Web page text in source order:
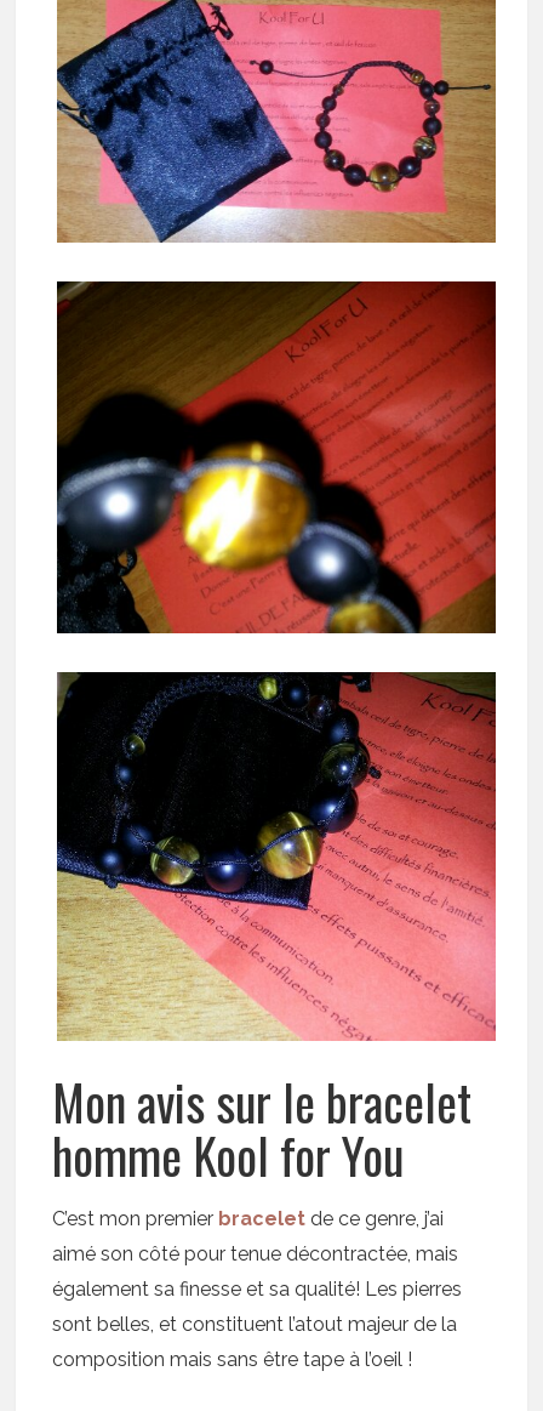
Mon avis sur le bracelet
homme Kool for You
C’est mon premier bracelet de ce genre, j’ai
aimé son côté pour tenue décontractée, mais
également sa finesse et sa qualité! Les pierres
sont belles, et constituent l’atout majeur de la
composition mais sans être tape à l’oeil !